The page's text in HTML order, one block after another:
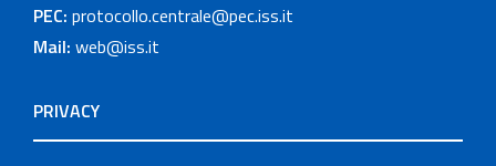
PEC: protocollo.centrale@pec.iss.it
Mail: web@iss.it
PRIVACY